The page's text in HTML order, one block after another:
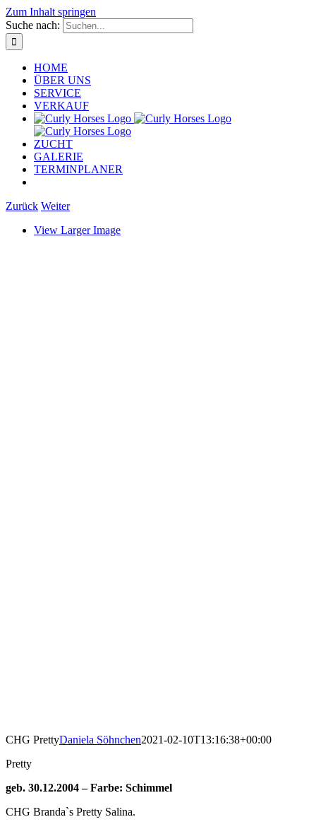
Zum Inhalt springen
Suche nach:
HOME
ÜBER UNS
SERVICE
VERKAUF
ZUCHT
GALERIE
TERMINPLANER
Zurück Weiter
View Larger Image
CHG PrettyDaniela Söhnchen2021-02-10T13:16:38+00:00
Pretty
geb. 30.12.2004 – Farbe: Schimmel
CHG Branda`s Pretty Salina.